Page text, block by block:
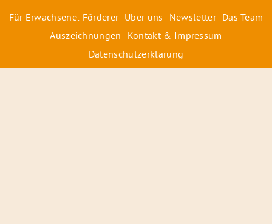
Für Erwachsene: Förderer Über uns Newsletter Das Team
Auszeichnungen
Kontakt & Impressum
Datenschutzerklärung